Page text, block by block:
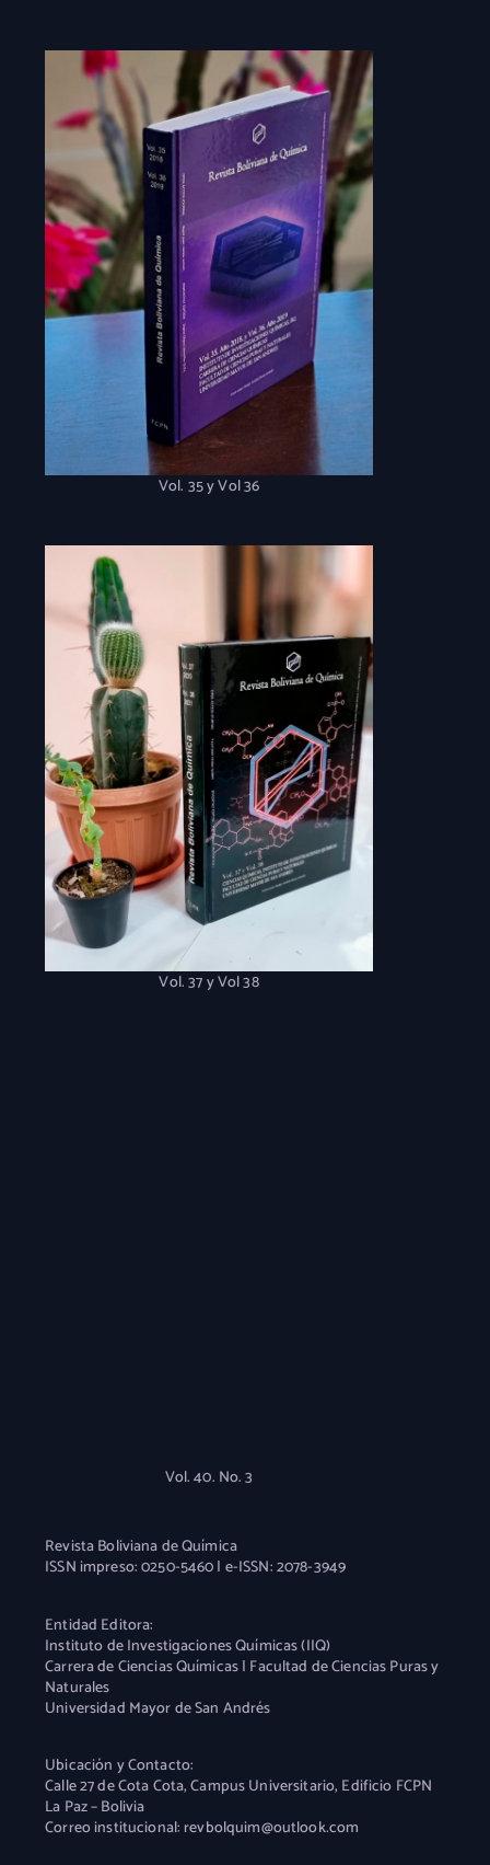
Vol. 35 y Vol 36
Vol. 37 y Vol 38
Vol. 40. No. 3
Revista Boliviana de Química
ISSN impreso: 0250-5460 | e-ISSN: 2078-3949
Entidad Editora:
Instituto de Investigaciones Químicas (IIQ)
Carrera de Ciencias Químicas | Facultad de Ciencias Puras y
Naturales
Universidad Mayor de San Andrés
Ubicación y Contacto:
Calle 27 de Cota Cota, Campus Universitario, Edificio FCPN
La Paz – Bolivia
Correo institucional: revbolquim@outlook.com